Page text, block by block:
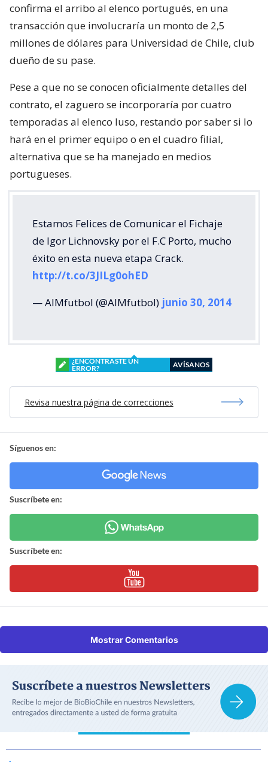
confirma el arribo al elenco portugués, en una
transacción que involucraría un monto de 2,5
millones de dólares para Universidad de Chile, club
dueño de su pase.
Pese a que no se conocen oficialmente detalles del
contrato, el zaguero se incorporaría por cuatro
temporadas al elenco luso, restando por saber si lo
hará en el primer equipo o en el cuadro filial,
alternativa que se ha manejado en medios
portugueses.
Estamos Felices de Comunicar el Fichaje
de Igor Lichnovsky por el F.C Porto, mucho
éxito en esta nueva etapa Crack.
http://t.co/3JILg0ohED
— AIMfutbol (@AIMfutbol) junio 30, 2014
¿ENCONTRASTE UN
ERROR?
AVÍSANOS
Revisa nuestra página de correcciones
Síguenos en:
Suscríbete en:
Suscríbete en:
Mostrar Comentarios